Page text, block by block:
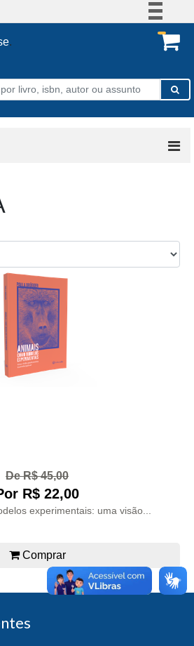
Participe
Acesso à informação
Legislação
.
De R$ 45,00
R$ 22,00
experimentais: uma visão...
Comprar